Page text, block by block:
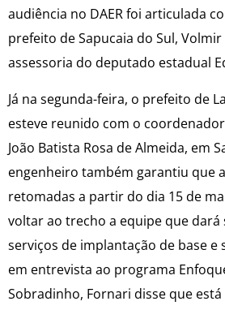
audiência no DAER foi articulada
prefeito de Sapucaia do Sul,
assessoria do deputado estadual
Já na segunda-feira, o prefeito de
esteve reunido com o coordenador
João Batista Rosa de Almeida, em
engenheiro também garantiu que
retomadas a partir do dia 15 de
voltar ao trecho a equipe que dará
serviços de implantação de base e
em entrevista ao programa
Sobradinho, Fornari disse que